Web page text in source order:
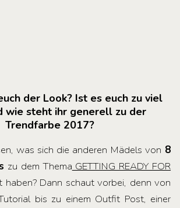
der Look? Ist es euch zu viel
wie steht ihr generell zu der
Trendfarbe 2017?
was sich die anderen Mädels von 8
zu dem Thema GETTING READY FOR
haben? Dann schaut vorbei, denn von
bis zu einem Outfit Post, einer